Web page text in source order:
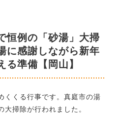
恒例の「砂湯」大掃
感謝しながら新年
る準備【岡山】
くくる行事です。真庭市の湯
大掃除が行われました。